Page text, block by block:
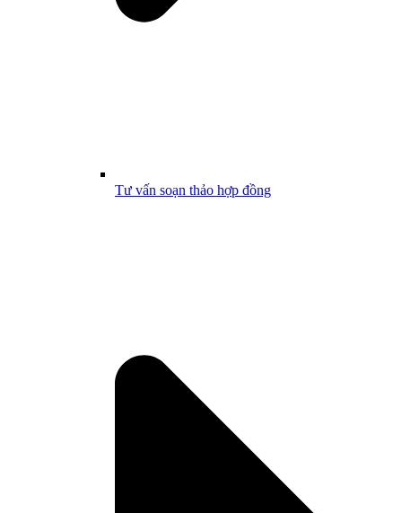
Tư vấn soạn thảo hợp đồng